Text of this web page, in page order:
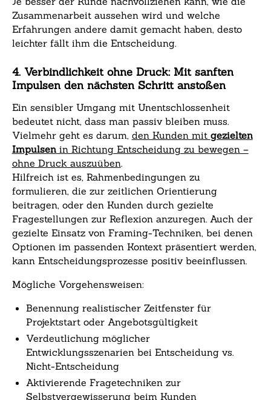
Zusammenarbeit aussehen wird und welche
Erfahrungen andere damit gemacht haben, desto
leichter fällt ihm die Entscheidung.
4. Verbindlichkeit ohne Druck: Mit sanften
Impulsen den nächsten Schritt anstoßen
Ein sensibler Umgang mit Unentschlossenheit
bedeutet nicht, dass man passiv bleiben muss.
Vielmehr geht es darum, den Kunden mit gezielten
Impulsenin Richtung Entscheidung zu bewegen –
ohne Druck auszuüben.
Hilfreich ist es, Rahmenbedingungen zu
formulieren, die zur zeitlichen Orientierung
beitragen, oder den Kunden durch gezielte
Fragestellungen zur Reflexion anzuregen. Auch der
gezielte Einsatz von Framing-Techniken, bei denen
Optionen im passenden Kontext präsentiert werden,
kann Entscheidungsprozesse positiv beeinflussen.
Mögliche Vorgehensweisen:
Benennung realistischer Zeitfenster für
Projektstart oder Angebotsgültigkeit
Verdeutlichung möglicher
Entwicklungsszenarien bei Entscheidung vs.
Nicht-Entscheidung
Aktivierende Fragetechniken zur
Selbstvergewisserung beim Kunden